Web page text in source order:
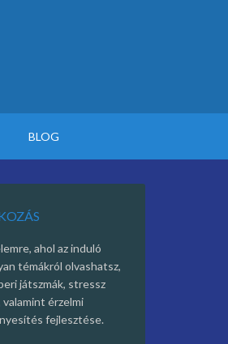
BLOG
ahol az induló
témákról olvashatsz,
játszmák, stressz
érzelmi
fejlesztése.